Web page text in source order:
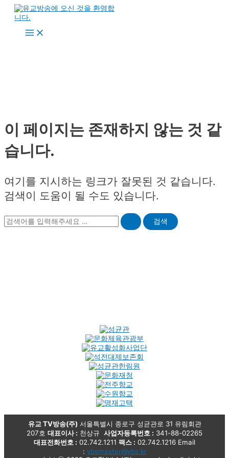
Main
Menu
이 페이지는 존재하지 않는 것 같
습니다.
여기를 지시하는 링크가 잘못된 것 같습니다.
검색이 도움이 될 수도 있습니다.
Search
for:
유교 TV방송(주)서울특별시 종로구 성균관로 31 유림회관
207호 대표이사 : 천상규 사업자등록번호 : 341-88-02265
대표전화번호 : 02.742.1211 팩스 : 02.742.1216 Email
: ybsmaster@ybs.kr